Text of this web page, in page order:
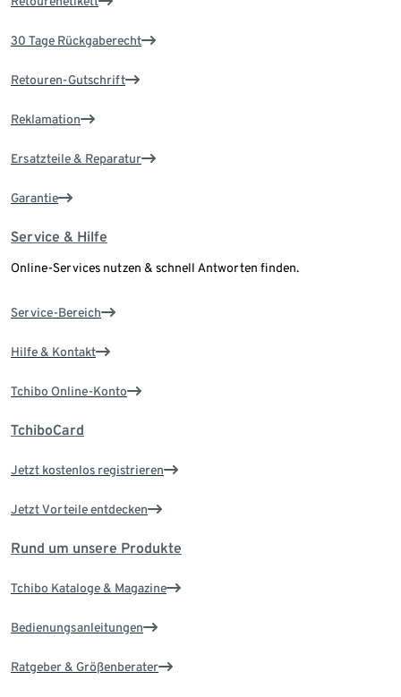
30 Tage Rückgaberecht
Retouren-Gutschrift
Reklamation
Ersatzteile & Reparatur
Garantie
Service & Hilfe
Online-Services nutzen & schnell Antworten finden.
Service-Bereich
Hilfe & Kontakt
Tchibo Online-Konto
TchiboCard
Jetzt kostenlos registrieren
Jetzt Vorteile entdecken
Rund um unsere Produkte
Tchibo Kataloge & Magazine
Bedienungsanleitungen
Ratgeber & Größenberater